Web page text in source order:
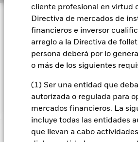
cliente profesional en virtud
Directiva de mercados de
financieros e inversor
arreglo a la Directiva de
persona deberá por lo
o más de los siguientes
(1) Ser una entidad que
autorizada o regulada para
mercados financieros. La
incluye todas las entidades
que llevan a cabo
Nuestra compañía
Filosofía de inversión
El Fondo trata de generar altos
El Fondo invierte a escala mundial en
valores en los que puede invertir un
valores de renta variable (como
fija (RF) (como los bonos), fondos,
instrumentos del mercado monetario
deuda con vencimientos a corto plazo).
INFORMACIÓN IMPORTANTE: